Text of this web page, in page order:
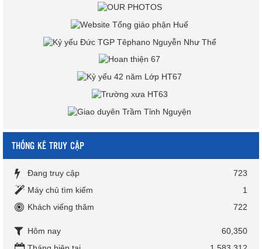
THỐNG KÊ TRUY CẬP
Đang truy cập
723
Máy chủ tìm kiếm
1
Khách viếng thăm
722
Hôm nay
60,350